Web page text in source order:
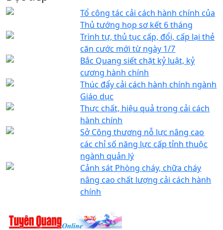
Tổ công tác cải cách hành chính của
Thủ tướng họp sơ kết 6 tháng
Trình tự, thủ tục cấp, đổi, cấp lại thẻ
căn cước mới từ ngày 1/7
Bắc Quang siết chặt kỷ luật, kỷ
cương hành chính
Thúc đẩy cải cách hành chính ngành
Giáo dục
Thực chất, hiệu quả trong cải cách
hành chính
Sở Công thương nỗ lực nâng cao
các chỉ số năng lực cấp tỉnh thuộc
ngành quản lý
Cảnh sát Phòng cháy, chữa cháy
nâng cao chất lượng cải cách hành
chính